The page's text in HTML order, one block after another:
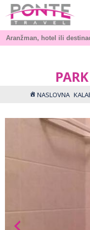
NASLOVNA